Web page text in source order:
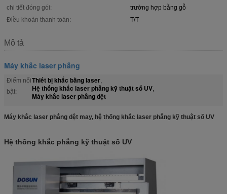
chi tiết đóng gói:
trường hợp bằng gỗ
Điều khoản thanh toán:
T/T
Mô tả
Máy khắc laser phẳng
Điểm nổi
bật:
Thiết bị khắc bằng laser,
Hệ thống khắc laser phẳng kỹ thuật số UV,
Máy khắc laser phẳng dệt
Máy khắc laser phẳng dệt may, hệ thống khắc laser phẳng kỹ thuật số UV
Hệ thống khắc phẳng kỹ thuật số UV